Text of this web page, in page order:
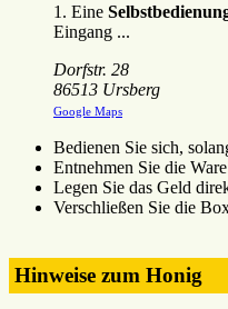
1. Eine
Eingang ...
Dorfstr. 28
86513 Ursberg
Google Maps
Bedienen Sie sich,
Entnehmen Sie die
Legen Sie das Geld
Verschließen Sie die
Hinweise zum Honig